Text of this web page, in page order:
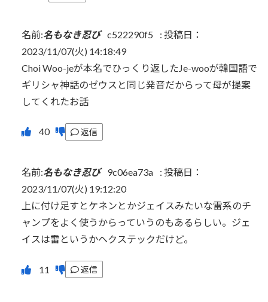
名前:名もなき忍び c522290f5 : 投稿日：
2023/11/07(火) 14:18:49
Choi Woo-jeが本名でひっくり返したJe-wooが韓国語で
ギリシャ神話のゼウスと同じ発音だからって母が提案
してくれたお話
返信
名前:名もなき忍び 9c06ea73a : 投稿日：
2023/11/07(火) 19:12:20
上に付け足すとケネンとかジェイスみたいな雷系のチ
ャンプをよく使うからっていうのもあるらしい。ジェ
イスは雷というかヘクステックだけど。
返信